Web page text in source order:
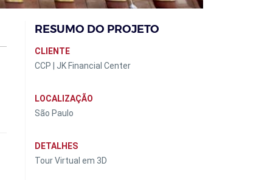
RESUMO DO PROJETO
CLIENTE
CCP | JK Financial Center
LOCALIZAÇÃO
São Paulo
DETALHES
Tour Virtual em 3D